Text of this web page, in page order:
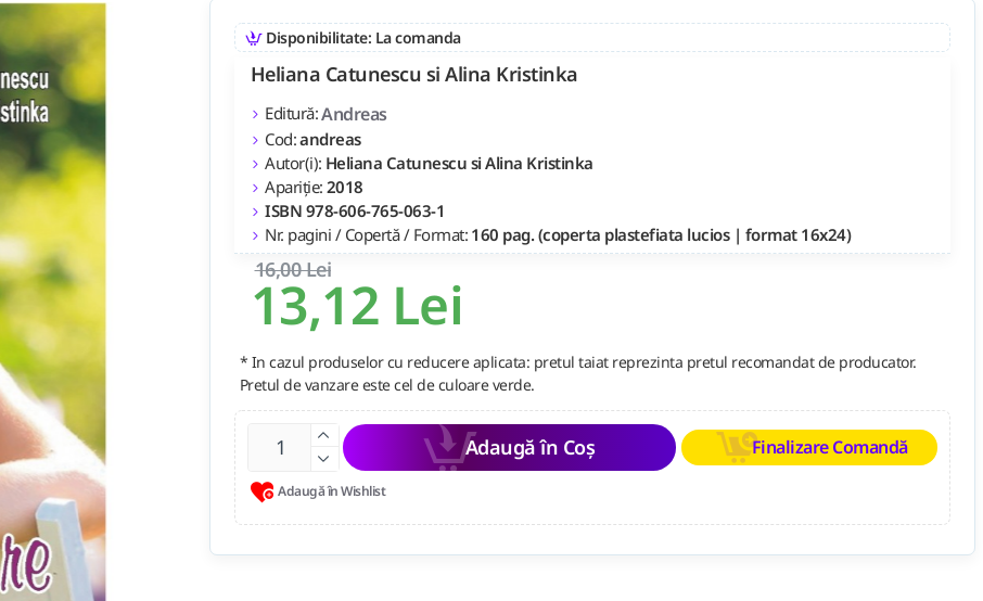
Disponibilitate: La comanda
13,12 Lei
16,00 Lei
Heliana Catunescu si Alina Kristinka
Editură:Andreas
Cod:andreas
Autor(i): Heliana Catunescu si Alina Kristinka
Apariție: 2018
ISBN 978-606-765-063-1
Nr. pagini / Copertă / Format: 160 pag. (coperta plastefiata lucios | format 16x24)
Adaugă în Coș Finalizare Comandă
Adaugă în Wishlist
* In cazul produselor cu reducere aplicata: pretul taiat reprezinta pretul recomandat de producator.
Pretul de vanzare este cel de culoare verde.